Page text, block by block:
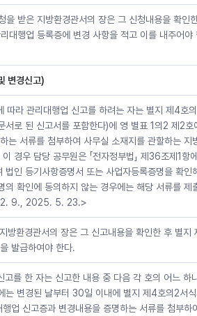
받은 지방환경관서의 장은 그 신청내용을 확인
대행업 등록증에 변경 사항을 적고 이를 내주어야
변경신고)
라 관리대행업 신고를 하려는 자는 별지 제4호
서로 된 신고서를 포함한다)에 영 별표 1의2 제2호
는 서류를 첨부하여 사무실 소재지를 관할하는 지
경우 담당 공무원은 「전자정부법」 제36조제1항
법인 등기사항증명서 또는 사업자등록증명을 확인
의 확인에 동의하지 않는 경우에는 해당 서류를 제
9., 2025. 5. 23.>
방환경관서의 장은 그 신고내용을 확인한 후 별지
발급하여야 한다.
를 한 자는 신고한 내용 중 다음 각 호의 어느 하
는 변경된 날부터 30일 이내에 별지 제4호의2서
업 신고증과 변경내용을 증명하는 서류를 첨부하